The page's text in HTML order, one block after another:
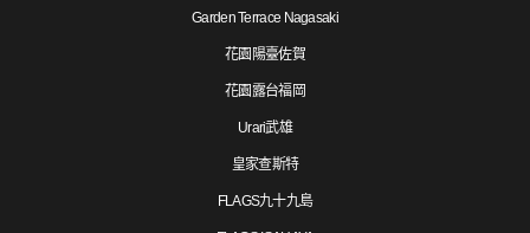
Garden Terrace Nagasaki
花園陽臺佐賀
花園露台福岡
Urari武雄
皇家查斯特
FLAGS九十九島